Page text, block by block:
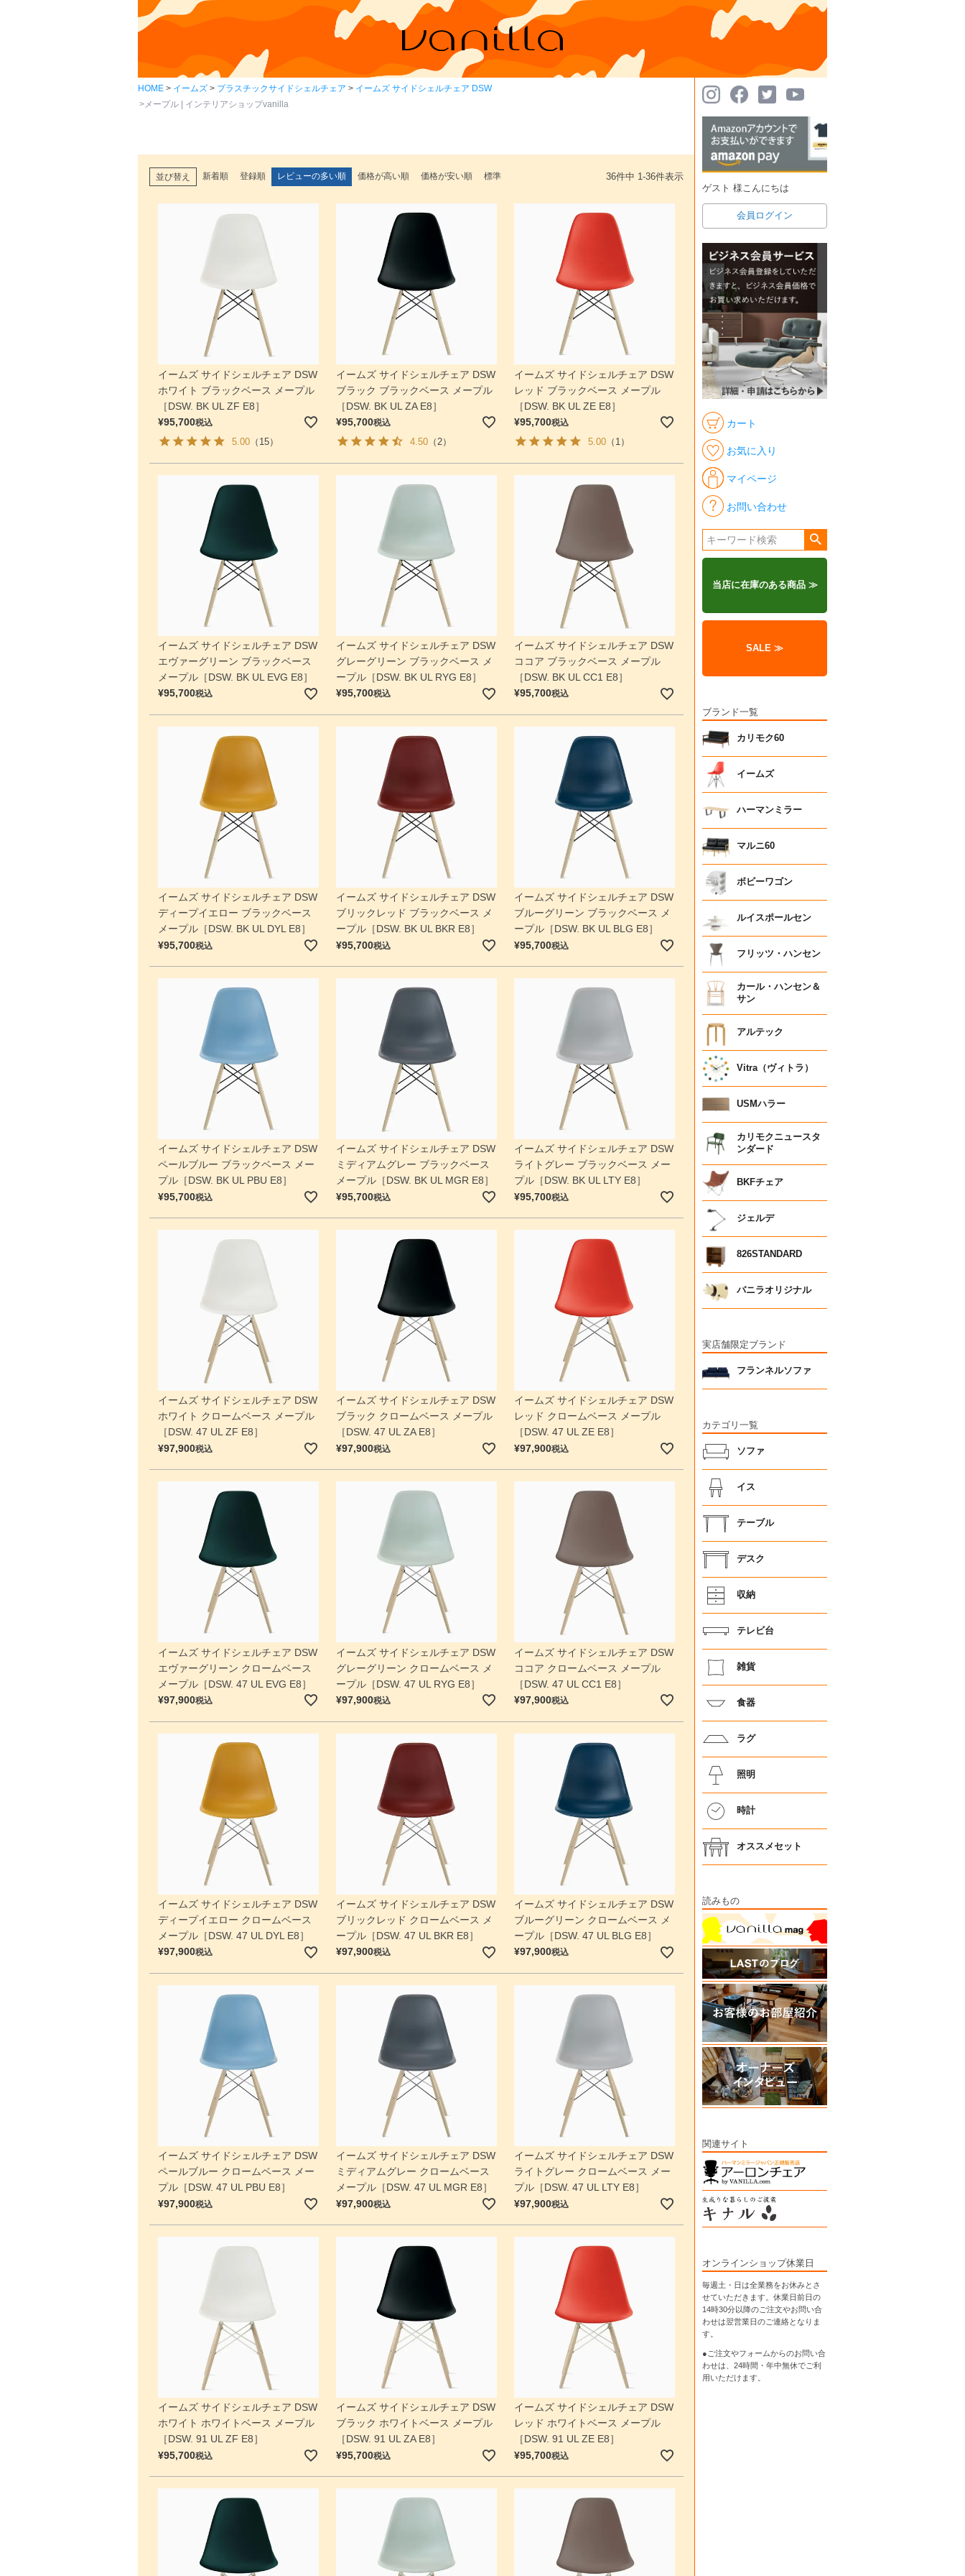
HOME イームズ プラスチックサイドシェルチェア
イームズ サイドシェルチェア DSW
メープル | インテリアショップvanilla
並び替え 新着順 登録順 レビューの多い順 価格が高い順 価格が安い順 標準 36件中 1-36件表示
イームズ サイドシェルチェア DSW
ホワイト ブラックベース メープル
［DSW. BK UL ZF E8］
¥95,700税込
5.00（15）
イームズ サイドシェルチェア DSW
ブラック ブラックベース メープル
［DSW. BK UL ZA E8］
¥95,700税込
4.50（2）
イームズ サイドシェルチェア DSW
レッド ブラックベース メープル
［DSW. BK UL ZE E8］
¥95,700税込
5.00（1）
イームズ サイドシェルチェア DSW
エヴァーグリーン ブラックベース
メープル［DSW. BK UL EVG E8］
¥95,700税込
イームズ サイドシェルチェア DSW
グレーグリーン ブラックベース メ
ープル［DSW. BK UL RYG E8］
¥95,700税込
イームズ サイドシェルチェア DSW
ココア ブラックベース メープル
［DSW. BK UL CC1 E8］
¥95,700税込
イームズ サイドシェルチェア DSW
ディープイエロー ブラックベース
メープル［DSW. BK UL DYL E8］
¥95,700税込
イームズ サイドシェルチェア DSW
ブリックレッド ブラックベース メ
ープル［DSW. BK UL BKR E8］
¥95,700税込
イームズ サイドシェルチェア DSW
ブルーグリーン ブラックベース メ
ープル［DSW. BK UL BLG E8］
¥95,700税込
イームズ サイドシェルチェア DSW
ペールブルー ブラックベース メー
プル［DSW. BK UL PBU E8］
¥95,700税込
イームズ サイドシェルチェア DSW
ミディアムグレー ブラックベース
メープル［DSW. BK UL MGR E8］
¥95,700税込
イームズ サイドシェルチェア DSW
ライトグレー ブラックベース メー
プル［DSW. BK UL LTY E8］
¥95,700税込
イームズ サイドシェルチェア DSW
ホワイト クロームベース メープル
［DSW. 47 UL ZF E8］
¥97,900税込
イームズ サイドシェルチェア DSW
ブラック クロームベース メープル
［DSW. 47 UL ZA E8］
¥97,900税込
イームズ サイドシェルチェア DSW
レッド クロームベース メープル
［DSW. 47 UL ZE E8］
¥97,900税込
イームズ サイドシェルチェア DSW
エヴァーグリーン クロームベース
メープル［DSW. 47 UL EVG E8］
¥97,900税込
イームズ サイドシェルチェア DSW
グレーグリーン クロームベース メ
ープル［DSW. 47 UL RYG E8］
¥97,900税込
イームズ サイドシェルチェア DSW
ココア クロームベース メープル
［DSW. 47 UL CC1 E8］
¥97,900税込
イームズ サイドシェルチェア DSW
ディープイエロー クロームベース
メープル［DSW. 47 UL DYL E8］
¥97,900税込
イームズ サイドシェルチェア DSW
ブリックレッド クロームベース メ
ープル［DSW. 47 UL BKR E8］
¥97,900税込
イームズ サイドシェルチェア DSW
ブルーグリーン クロームベース メ
ープル［DSW. 47 UL BLG E8］
¥97,900税込
イームズ サイドシェルチェア DSW
ペールブルー クロームベース メー
プル［DSW. 47 UL PBU E8］
¥97,900税込
イームズ サイドシェルチェア DSW
ミディアムグレー クロームベース
メープル［DSW. 47 UL MGR E8］
¥97,900税込
イームズ サイドシェルチェア DSW
ライトグレー クロームベース メー
プル［DSW. 47 UL LTY E8］
¥97,900税込
イームズ サイドシェルチェア DSW
ホワイト ホワイトベース メープル
［DSW. 91 UL ZF E8］
¥95,700税込
イームズ サイドシェルチェア DSW
ブラック ホワイトベース メープル
［DSW. 91 UL ZA E8］
¥95,700税込
イームズ サイドシェルチェア DSW
レッド ホワイトベース メープル
［DSW. 91 UL ZE E8］
¥95,700税込
ゲスト 様こんにちは
会員ログイン
カート
お気に入り
マイページ
お問い合わせ
検索
当店に在庫のある商品 ≫
SALE ≫
ブランド一覧
カリモク60
イームズ
ハーマンミラー
マルニ60
ボビーワゴン
ルイスポールセン
フリッツ・ハンセン
カール・ハンセン＆
サン
アルテック
Vitra（ヴィトラ）
USMハラー
カリモクニュースタ
ンダード
BKFチェア
ジェルデ
826STANDARD
バニラオリジナル
実店舗限定ブランド
フランネルソファ
カテゴリ一覧
ソファ
イス
テーブル
デスク
収納
テレビ台
雑貨
食器
ラグ
照明
時計
オススメセット
読みもの
関連サイト
オンラインショップ休業日
毎週土・日は全業務をお休みとさ
せていただきます。休業日前日の
14時30分以降のご注文やお問い合
わせは翌営業日のご連絡となりま
す。
●ご注文やフォームからのお問い合
わせは、 24時間・年中無休でご利
用いただけます。